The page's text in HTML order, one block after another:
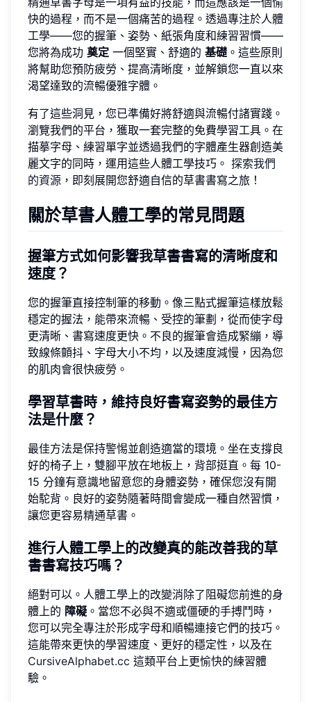
快的過程，而不是一個痛苦的過程。透過專注於人體
工學——您的握筆、姿勢、紙張角度和練習習慣——
您將為成功 奠定 一個堅實、舒適的 基礎 。這些原則
將幫助您預防疲勞、提高清晰度，並解鎖您一直以來
渴望達致的流暢優雅字體。
有了這些洞見，您已準備好將舒適與流暢付諸實踐。
瀏覽我們的平台，獲取一套完整的免費學習工具。在
描摹字母、練習單字並透過我們的字體產生器創造美
麗文字的同時，運用這些人體工學技巧。 探索我們
的資源 ，即刻展開您舒適自信的草書書寫之旅！
關於草書人體工學的常見問題
握筆方式如何影響我草書書寫的清晰度和
速度？
您的握筆直接控制筆的移動。像三點式握筆這樣放鬆
穩定的握法，能帶來流暢、受控的筆劃，從而使字母
更清晰、書寫速度更快。不良的握筆會造成緊繃，導
致線條顫抖、字母大小不均，以及速度減慢，因為您
的肌肉會很快疲勞。
學習草書時，維持良好書寫姿勢的最佳方
法是什麼？
最佳方法是保持警惕並創造適當的環境。坐在支撐良
好的椅子上，雙腳平放在地板上，背部挺直。每 10-
15 分鐘有意識地留意您的身體姿勢，確保您沒有開
始駝背。良好的姿勢隨著時間會變成一種自然習慣，
讓您更容易精通草書。
進行人體工學上的改變真的能改善我的草
書書寫技巧嗎？
絕對可以。人體工學上的改變消除了阻礙您前進的身
體上的 障礙 。當您不必與不適或僵硬的手搏鬥時，
您可以完全專注於形成字母和順暢連接它們的技巧。
這能帶來更快的學習速度、更好的穩定性，以及在
CursiveAlphabet.cc 這類平台上更愉快的練習體
驗。